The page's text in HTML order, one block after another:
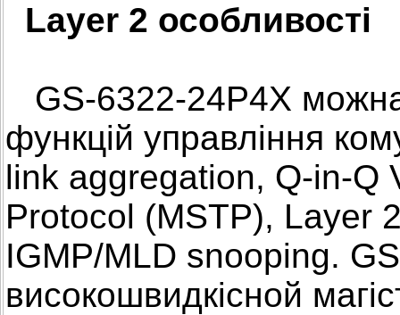
Layer 2 особливості
GS-6322-24P4X
функцій управління
link aggregation, Q-in-Q
Protocol (MSTP), Layer
IGMP/MLD snooping.
високошвидкісной